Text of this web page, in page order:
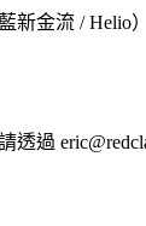
新金流 / Helio
過